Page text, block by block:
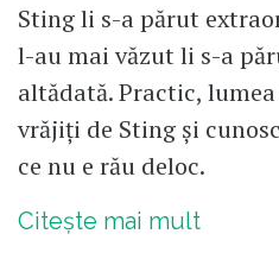
Sting li s-a părut
l-au mai văzut li s-a
altădată. Practic,
vrăjiți de Sting și
ce nu e rău deloc.
Citește mai mult